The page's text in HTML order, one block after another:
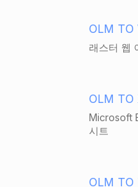
OLM TO
래스터 웹
OLM TO
Microsoft
시트
OLM TO